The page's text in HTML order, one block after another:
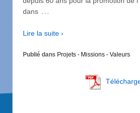
dans …
Lire la suite ›
Publié dans Projets - Missions - Valeurs